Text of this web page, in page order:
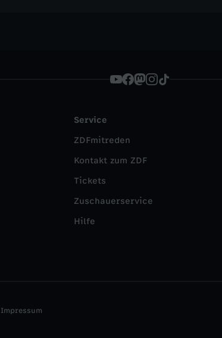
Service
ZDFmitreden
Kontakt zum ZDF
Tickets
Zuschauerservice
Hilfe
Impressum